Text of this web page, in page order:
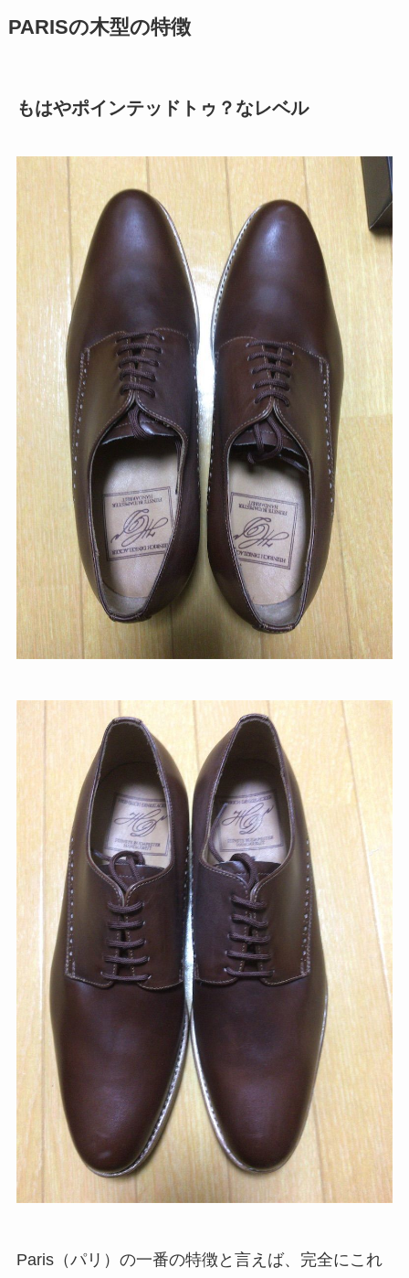
PARISの木型の特徴
もはやポインテッドトゥ？なレベル
Paris（パリ）の一番の特徴と言えば、完全にこれ